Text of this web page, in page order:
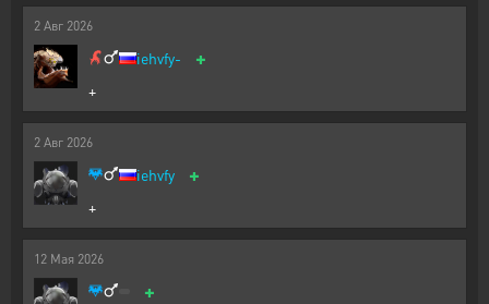
2 Авг 2026
iehvfy- +
+
2 Авг 2026
iehvfy +
+
12 Мая 2026
+